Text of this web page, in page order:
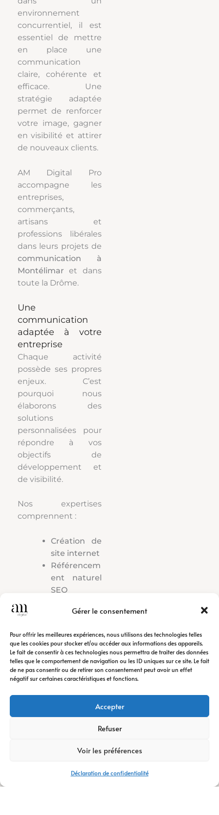
Gérer le consentement
Pour offrir les meilleures expériences, nous utilisons des technologies telles
que les cookies pour stocker et/ou accéder aux informations des appareils.
Le fait de consentir à ces technologies nous permettra de traiter des données
telles que le comportement de navigation ou les ID uniques sur ce site. Le fait
de ne pas consentir ou de retirer son consentement peut avoir un effet
négatif sur certaines caractéristiques et fonctions.
Accepter
Refuser
Voir les préférences
Déclaration de confidentialité
environnement
concurrentiel, il est
essentiel de mettre
en place une
communication
claire, cohérente et
efficace. Une
stratégie adaptée
permet de renforcer
votre image, gagner
en visibilité et attirer
de nouveaux clients.
AM Digital Pro
accompagne les
entreprises,
commerçants,
artisans et
professions libérales
dans leurs projets de
communication à
Montélimar et dans
toute la Drôme.
Une
communication
adaptée à votre
entreprise
Chaque activité
possède ses propres
enjeux. C’est
pourquoi nous
élaborons des
solutions
personnalisées pour
répondre à vos
objectifs de
développement et
de visibilité.
Nos expertises
comprennent :
Création de
site internet
Référencem
ent naturel
SEO
visuelle
Communica
tion digitale
Création de
Nous construisons
une stratégie
renforcer votre